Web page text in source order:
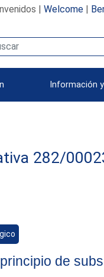
| Welcome|
Información
282/
de